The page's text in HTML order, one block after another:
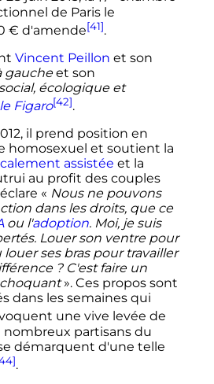
de Paris le
€ d'amende[41].
Vincent Peillon et son
gaucheet son
écologique et
le Figaro[42].
, il prend position en
homosexuel et soutient la
assistée et la
au profit des couples
« Nous ne pouvons
dans les droits, que ce
ou l'adoption. Moi, je suis
Louer son ventre pour
ses bras pour travailler
? C'est faire un
». Ces propos sont
dans les semaines qui
une vive levée de
nombreux partisans du
démarquent d'une telle
.